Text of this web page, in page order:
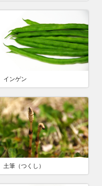
インゲン
土筆（つくし）